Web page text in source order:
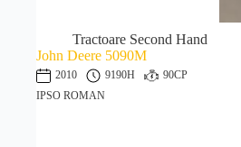
Tractoare Second Hand
John Deere 5090M
2010 9190H
90CP
IPSO ROMAN